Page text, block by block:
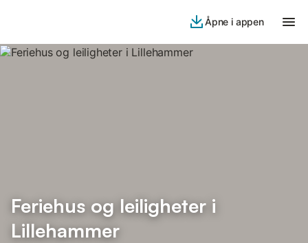
Åpne i appen
Feriehus og leiligheter i
Lillehammer